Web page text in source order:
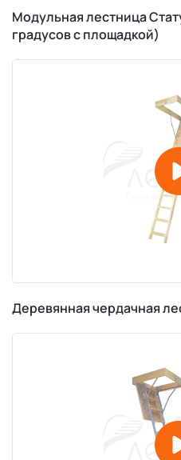
Модульная лестница
градусов с площадкой)
Деревянная чердачная